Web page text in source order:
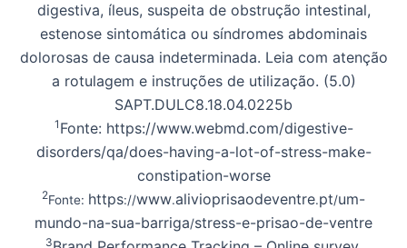
digestiva, íleus, suspeita de obstrução intestinal,
estenose sintomática ou síndromes abdominais
dolorosas de causa indeterminada. Leia com atenção
a rotulagem e instruções de utilização. (5.0)
SAPT.DULC8.18.04.0225b
1 Fonte: https://www.webmd.com/digestive-
disorders/qa/does-having-a-lot-of-stress-make-
constipation-worse
2Fonte: https://www.alivioprisaodeventre.pt/um-
mundo-na-sua-barriga/stress-e-prisao-de-ventre
3